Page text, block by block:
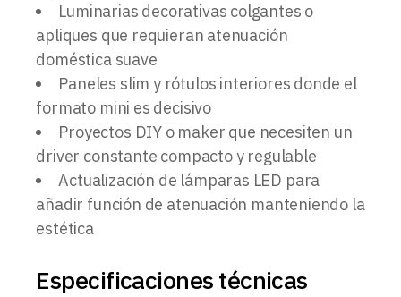
Luminarias decorativas colgantes o
apliques que requieran atenuación
doméstica suave
Paneles slim y rótulos interiores donde el
formato mini es decisivo
Proyectos DIY o maker que necesiten un
driver constante compacto y regulable
Actualización de lámparas LED para
añadir función de atenuación manteniendo la
estética
Especificaciones técnicas